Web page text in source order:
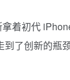
着初代
了创新的瓶